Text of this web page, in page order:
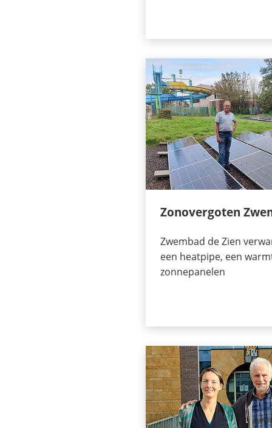
Zonovergoten
Zwembad de Zien
een heatpipe, een
zonnepanelen